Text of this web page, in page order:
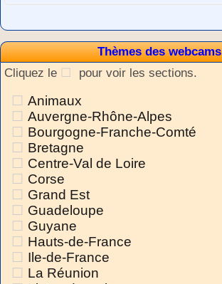
Thèmes des webcams
Cliquez le
pour voir les sections.
Animaux
Auvergne-Rhône-Alpes
Bourgogne-Franche-Comté
Bretagne
Centre-Val de Loire
Corse
Grand Est
Guadeloupe
Guyane
Hauts-de-France
Ile-de-France
La Réunion